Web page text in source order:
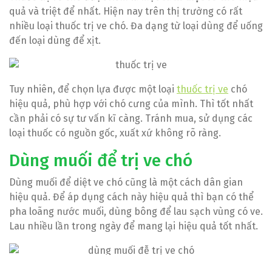
quả và triệt để nhất. Hiện nay trên thị trường có rất
nhiều loại thuốc trị ve chó. Đa dạng từ loại dùng để uống
đến loại dùng để xịt.
Tuy nhiên, để chọn lựa được một loại thuốc trị ve chó
hiệu quả, phù hợp với chó cưng của mình. Thì tốt nhất
cần phải có sự tư vấn kĩ càng. Tránh mua, sử dụng các
loại thuốc có nguồn gốc, xuất xứ không rõ ràng.
Dùng muối để trị ve chó
Dùng muối để diệt ve chó cũng là một cách dân gian
hiệu quả. Để áp dụng cách này hiệu quả thì bạn có thể
pha loãng nước muối, dùng bông để lau sạch vùng có ve.
Lau nhiều lần trong ngày để mang lại hiệu quả tốt nhất.